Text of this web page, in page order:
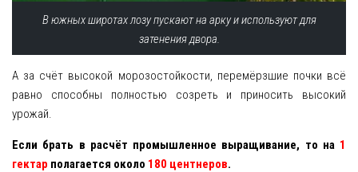
В южных широтах лозу пускают на арку и используют для
затенения двора.
А за счёт высокой морозостойкости, перемёрзшие почки всё
равно способны полностью созреть и приносить высокий
урожай.
Если брать в расчёт промышленное выращивание, то на 1
гектар полагается около 180 центнеров.